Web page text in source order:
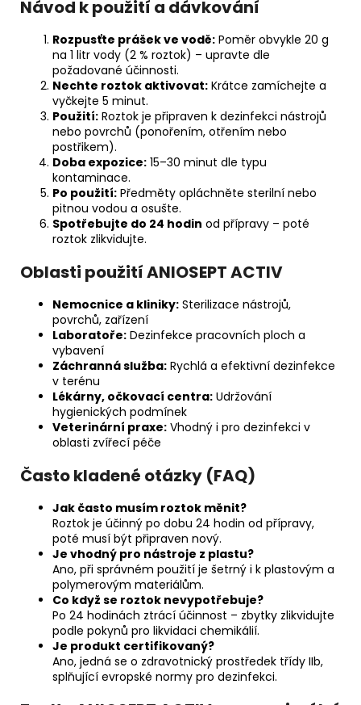
Návod k použití a dávkování
Rozpusťte prášek ve vodě: Poměr obvykle 20 g
na 1 litr vody (2 % roztok) – upravte dle
požadované účinnosti.
Nechte roztok aktivovat: Krátce zamíchejte a
vyčkejte 5 minut.
Použití: Roztok je připraven k dezinfekci nástrojů
nebo povrchů (ponořením, otřením nebo
postřikem).
Doba expozice: 15–30 minut dle typu
kontaminace.
Po použití: Předměty opláchněte sterilní nebo
pitnou vodou a osušte.
Spotřebujte do 24 hodin od přípravy – poté
roztok zlikvidujte.
Oblasti použití ANIOSEPT ACTIV
Nemocnice a kliniky: Sterilizace nástrojů,
povrchů, zařízení
Laboratoře: Dezinfekce pracovních ploch a
vybavení
Záchranná služba: Rychlá a efektivní dezinfekce
v terénu
Lékárny, očkovací centra: Udržování
hygienických podmínek
Veterinární praxe: Vhodný i pro dezinfekci v
oblasti zvířecí péče
Často kladené otázky (FAQ)
Jak často musím roztok měnit?
Roztok je účinný po dobu 24 hodin od přípravy,
poté musí být připraven nový.
Je vhodný pro nástroje z plastu?
Ano, při správném použití je šetrný i k plastovým a
polymerovým materiálům.
Co když se roztok nevypotřebuje?
Po 24 hodinách ztrácí účinnost – zbytky zlikvidujte
podle pokynů pro likvidaci chemikálií.
Je produkt certifikovaný?
Ano, jedná se o zdravotnický prostředek třídy IIb,
splňující evropské normy pro dezinfekci.